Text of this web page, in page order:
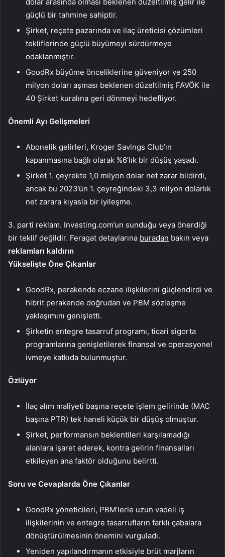
güçlü bir tahmine sahiptir.
Şirket, reçete pazarında ve ilaç üreticisi çözümleri
tekliflerinde güçlü büyümeyi sürdürmeye
odaklanmıştır.
GoodRx büyüme önceliklerine güveniyor ve 250
milyon doları aşması beklenen düzeltilmiş FAVÖK ile
40 Şirket kuralına geri dönmeyi hedefliyor.
Önemli Ayı Gelişmeleri
Abonelik gelirleri, Kroger Savings Club’ın
kapanmasına bağlı olarak %6’lık bir düşüş yaşadı.
Şirket 1. çeyrekte 1,0 milyon dolar net zarar bildirdi,
ancak bu 2023’ün 1. çeyreğindeki 3,3 milyon dolarlık
net zarara kıyasla bir iyileşme.
3. parti reklam. Investing.com’un sunduğu veya önerdiği
bir teklif değildir. Feragat detaylarına buradan bakın veya
reklamları kaldırın
Yükselişte Öne Çıkanlar
GoodRx, perakende eczane ilişkilerini güçlendirdi ve
hibrit perakende doğrudan ve PBM sözleşme
yaklaşımını genişletti.
Şirketin entegre tasarruf programı, ticari sigorta
programlarına genişletilerek finansal ve operasyonel
ivmeye katkıda bulunmuştur.
Özlüyor
İlaç alım maliyeti başına reçete işlem gelirinde (MAC
başına PTR) tek haneli küçük bir düşüş olmuştur.
Şirket, performansın beklentileri karşılamadığı
alanlara işaret ederek, kontra gelirin finansalları
etkileyen ana faktör olduğunu belirtti.
Soru ve Cevaplarda Öne Çıkanlar
GoodRx yöneticileri, PBM’lerle uzun vadeli iş
ilişkilerinin ve entegre tasarrufların farklı çabalara
dönüştürülmesinin önemini vurguladı.
Yeniden yapılandırmanın etkisiyle brüt marjların